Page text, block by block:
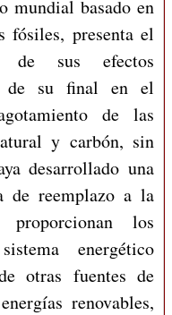
mundial basado en
fósiles, presenta el
de sus efectos
de su final en el
de las
y carbón, sin
desarrollado una
de reemplazo a la
los
energético
otras fuentes de
renovables,